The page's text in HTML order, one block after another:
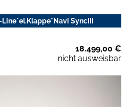
SyncIII
18.499,00 €
nicht ausweisbar